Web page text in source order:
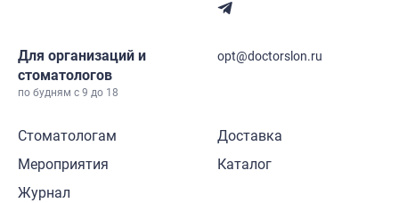
Для организаций и
стоматологов
по будням с 9 до 18
opt@doctorslon.ru
Стоматологам
Мероприятия
Журнал
Доставка
Каталог